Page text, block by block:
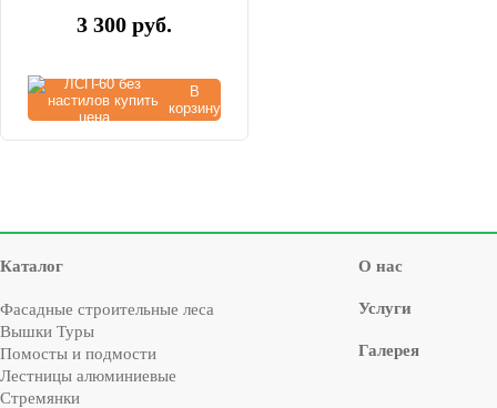
3 300 руб.
В
корзину
Каталог
Фасадные строительные леса
Вышки Туры
Помосты и подмости
Лестницы алюминиевые
Стремянки
О нас
Услуги
Галерея